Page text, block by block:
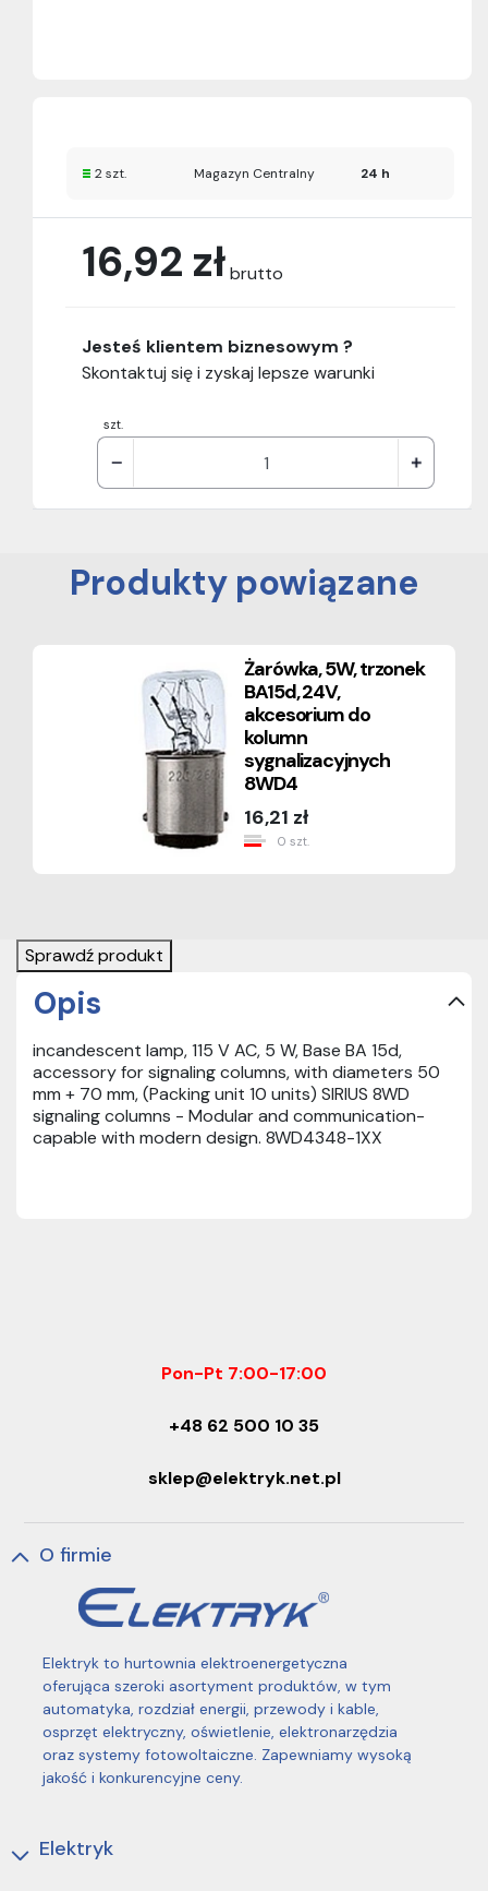
16,92 złbrutto
szt.
Jesteś klientem biznesowym ?
Skontaktuj się i zyskaj lepsze warunki
2 szt. Magazyn Centralny 24 h
Produkty powiązane
Żarówka, 5W, trzonek
BA15d, 24V,
akcesorium do
kolumn
sygnalizacyjnych
8WD4
0 szt.
16,21 zł
Sprawdź produkt
Opis
incandescent lamp, 115 V AC, 5 W, Base BA 15d,
accessory for signaling columns, with diameters 50
mm + 70 mm, (Packing unit 10 units) SIRIUS 8WD
signaling columns - Modular and communication-
capable with modern design. 8WD4348-1XX
Pon-Pt 7:00-17:00
+48 62 500 10 35
sklep@elektryk.net.pl
O firmie
Elektryk to hurtownia elektroenergetyczna
oferująca szeroki asortyment produktów, w tym
automatyka, rozdział energii, przewody i kable,
osprzęt elektryczny, oświetlenie, elektronarzędzia
oraz systemy fotowoltaiczne. Zapewniamy wysoką
jakość i konkurencyjne ceny.
Elektryk